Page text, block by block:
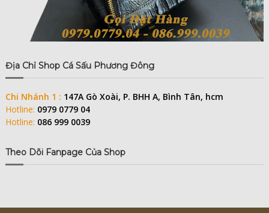
Địa Chỉ Shop Cá Sấu Phương Đông
Chi Nhánh 1 : 147A Gò Xoài, P. BHH A, Bình Tân, hcm
Hotline: 0979 0779 04
Hotline: 086 999 0039
Theo Dõi Fanpage Của Shop